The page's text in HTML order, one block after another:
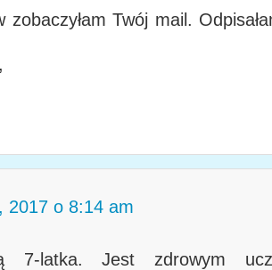
zobaczyłam Twój mail.
2017 o 8:14 am
7-latka. Jest zdrowym